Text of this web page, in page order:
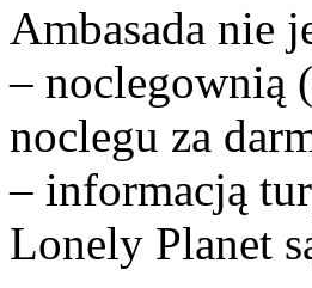
Ambasada nie
– noclegownią
noclegu za
– informacją
Lonely Planet